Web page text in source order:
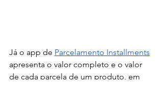
Já o app de Parcelamento Installments
apresenta o valor completo e o valor
de cada parcela de um produto, em